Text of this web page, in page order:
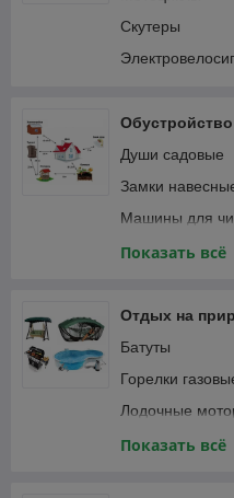
Пылесосы
Соединители
Тапенеры
Шланги
Веревка, канаты
Скутеры
Души садовые
Замки
Машины для
Мебель и
Сантехника
Сейфы
Умывальники
Показать всё
Отдых на
Батуты
Горелки
Лодочные
Лодки
Показать всё